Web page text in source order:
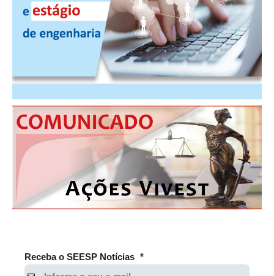
RELEASES
CONTATO
ASSOCIE-SE
ATUALIZAÇÃO CADASTRAL
NÚCLEO JOVEM
Receba o SEESP Notícias *